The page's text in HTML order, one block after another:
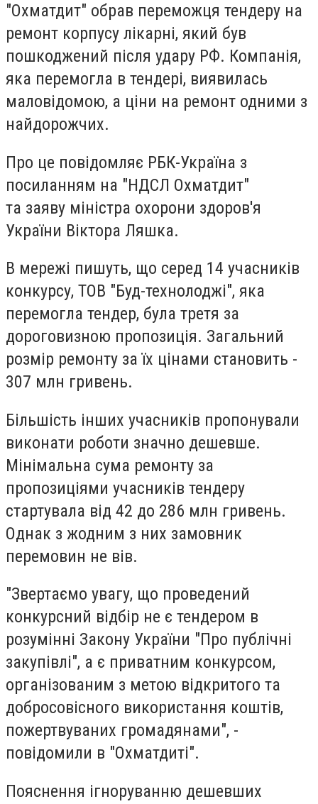
"Охматдит" обрав переможця тендеру на
ремонт корпусу лікарні, який був
пошкоджений після удару РФ. Компанія,
яка перемогла в тендері, виявилась
маловідомою, а ціни на ремонт одними з
найдорожчих.
Про це повідомляє РБК-Україна з
посиланням на "НДСЛ Охматдит"
та заяву міністра охорони здоров'я
України Віктора Ляшка.
В мережі пишуть, що серед 14 учасників
конкурсу, ТОВ "Буд-технолоджі", яка
перемогла тендер, була третя за
дороговизною пропозиція. Загальний
розмір ремонту за їх цінами становить -
307 млн гривень.
Більшість інших учасників пропонували
виконати роботи значно дешевше.
Мінімальна сума ремонту за
пропозиціями учасників тендеру
стартувала від 42 до 286 млн гривень.
Однак з жодним з них замовник
перемовин не вів.
"Звертаємо увагу, що проведений
конкурсний відбір не є тендером в
розумінні Закону України "Про публічні
закупівлі", а є приватним конкурсом,
організованим з метою відкритого та
добросовісного використання коштів,
пожертвуваних громадянами", -
повідомили в "Охматдиті".
Пояснення ігноруванню дешевших